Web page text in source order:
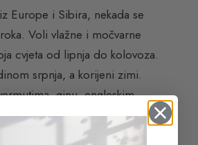
Europe i Sibira, nekada se
Voli vlažne i močvarne
cvjeta od lipnja do kolovoza.
srpnja, a korijeni zimi.
ginu, engleskim